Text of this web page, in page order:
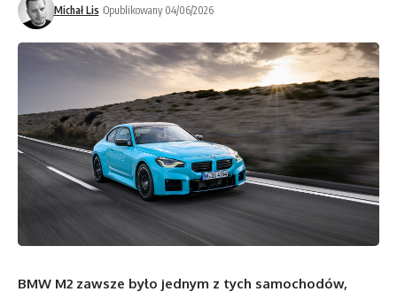
Michał Lis Opublikowany 04/06/2026
BMW M2 zawsze było jednym z tych samochodów,